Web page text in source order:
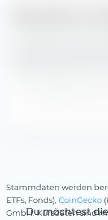
Du möchtest
Stammdaten werden
ETFs, Fonds), CoinGecko
GmbH. Kursdaten sind